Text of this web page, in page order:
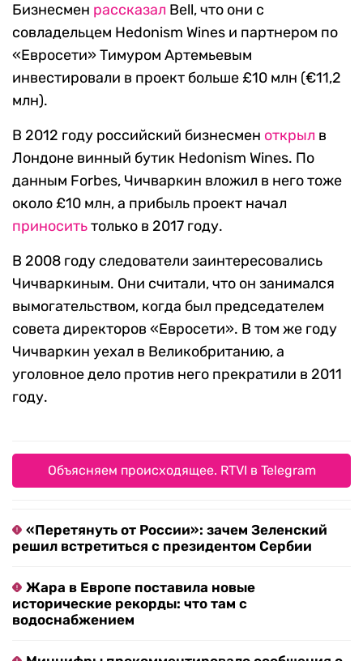
Бизнесмен рассказал Bell, что они с
совладельцем Hedonism Wines и партнером по
«Евросети» Тимуром Артемьевым
инвестировали в проект больше £10 млн (€11,2
млн).
В 2012 году российский бизнесмен открыл в
Лондоне винный бутик Hedonism Wines. По
данным Forbes, Чичваркин вложил в него тоже
около £10 млн, а прибыль проект начал
приноситьтолько в 2017 году.
В 2008 году следователи заинтересовались
Чичваркиным. Они считали, что он занимался
вымогательством, когда был председателем
совета директоров «Евросети». В том же году
Чичваркин уехал в Великобританию, а
уголовное дело против него прекратили в 2011
году.
Объясняем происходящее. RTVI в Telegram
«Перетянуть от России»: зачем Зеленский
решил встретиться с президентом Сербии
Жара в Европе поставила новые
исторические рекорды: что там с
водоснабжением